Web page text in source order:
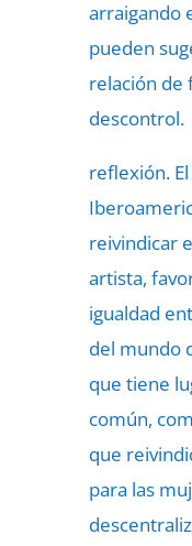
arraigando
pueden
relación de
descontrol.
reflexión.
reivindicar
artista,
igualdad
del mundo
que tiene
común,
que
para las